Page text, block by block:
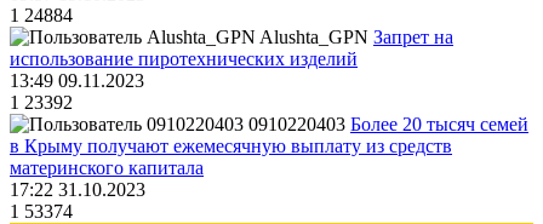
1 24884
Alushta_GPN Запрет на
использование пиротехнических изделий
13:49 09.11.2023
1 23392
0910220403 Более 20 тысяч семей
в Крыму получают ежемесячную выплату из средств
материнского капитала
17:22 31.10.2023
1 53374